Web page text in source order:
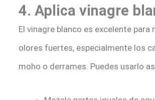
4. Aplica vinagre
El vinagre blanco es excelente para
olores fuertes, especialmente los
moho o derrames. Puedes usarlo